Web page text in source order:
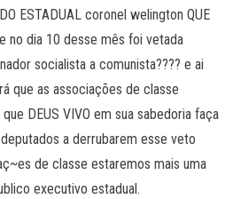
ESTADUAL coronel welington QUE
no dia 10 desse mês foi vetada
socialista a comunista???? e ai
que as associações de classe
DEUS VIVO em sua sabedoria faça
a derrubarem esse veto
de classe estaremos mais uma
executivo estadual.